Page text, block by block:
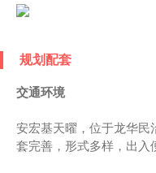
规划配套
交通环境
安宏基天曜，位于龙华民
套完善，形式多样，出入